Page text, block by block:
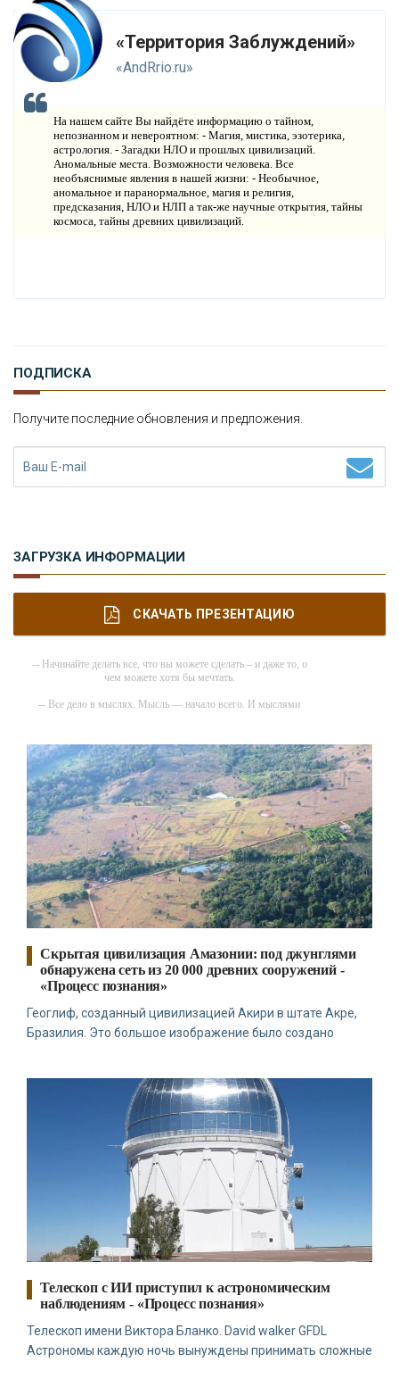
ИСТОРИЯ ОБО ВСЕМ НА СВЕТЕ
КОМПАНИИ
Н
ОНТАКТЫ
«Территория Заблуждений»
«AndRrio.ru»
На нашем сайте Вы найдёте информацию о тайном,
непознанном и невероятном: - Магия, мистика, эзотерика,
астрология. - Загадки НЛО и прошлых цивилизаций.
Аномальные места. Возможности человека. Все
необъяснимые явления в нашей жизни: - Необычное,
аномальное и паранормальное, магия и религия,
предсказания, НЛО и НЛП а так-же научные открытия, тайны
космоса, тайны древних цивилизаций.
ПОДПИСКА
Получите последние обновления и предложения.
ЗАГРУЗКА ИНФОРМАЦИИ
СКАЧАТЬ ПРЕЗЕНТАЦИЮ
-- Начинайте делать все, что вы можете сделать – и даже то, о
чем можете хотя бы мечтать.
-- Все дело в мыслях. Мысль — начало всего. И мыслями
-- Идите уверенно по направлению к мечте. Живите той жизнью,
которую вы сами себе придумали.
-- Самое большое богатство — это ум. Самая большая нищета —
глупость. Из всех страхов самый пугающий — самолюбование.
-- Лучшее, что можно сделать с хорошим советом, это
пропустить его мимо ушей. Он никогда не бывает полезен
никому, кроме того, кто его дал.
-- Люблю давать советы и очень не люблю, когда их дают мне.
Скрытая цивилизация Амазонии: под джунглями
обнаружена сеть из 20 000 древних сооружений -
«Процесс познания»
Геоглиф, созданный цивилизацией Акири в штате Акре,
Бразилия. Это большое изображение было создано
Телескоп с ИИ приступил к астрономическим
наблюдениям - «Процесс познания»
Телескоп имени Виктора Бланко. David walker GFDL
Астрономы каждую ночь вынуждены принимать сложные